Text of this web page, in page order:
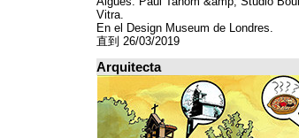
Vitra.
En el Design Museum de Londres.
直到 26/03/2019
Arquitecta